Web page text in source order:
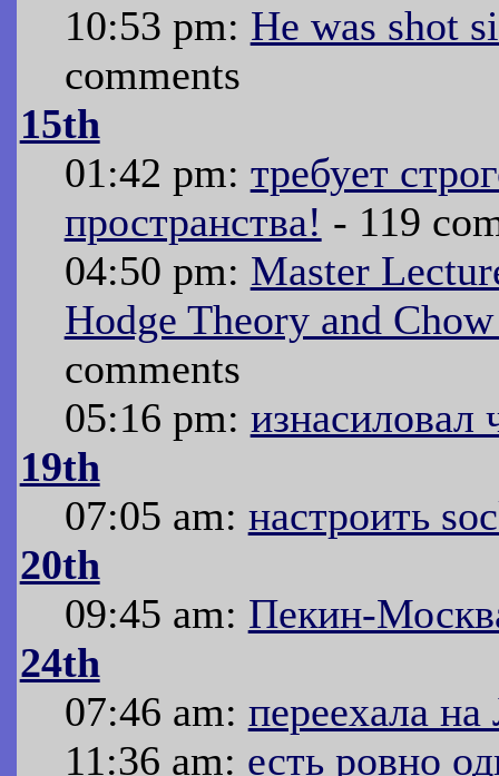
10:53 pm: He was shot
comments
15th
01:42 pm: требует
пространства! - 119
04:50 pm: Master
Hodge Theory and
comments
05:16 pm:
19th
07:05 am: настроить
20th
09:45 am: Пекин-
24th
07:46 am: переехала на
11:36 am: есть ровно